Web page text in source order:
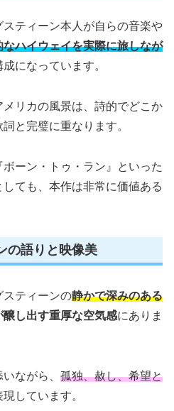
ティーン本人が自らの音楽や
なハイウェイを実際に旅しなが
になっています。
リカの風景は、詩的でどこか
と完璧に重なります。
ーン・トゥ・ラン』といった
ても、本作は非常に価値ある
の語りと映像美
スティーンの静かで深みのある
醸し出す重厚な空気感にありま
ながら、 孤独、赦し、希望と
しています。